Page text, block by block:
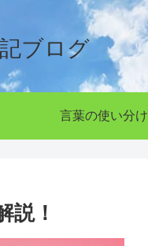
ブログ
言葉の使い分け
説！